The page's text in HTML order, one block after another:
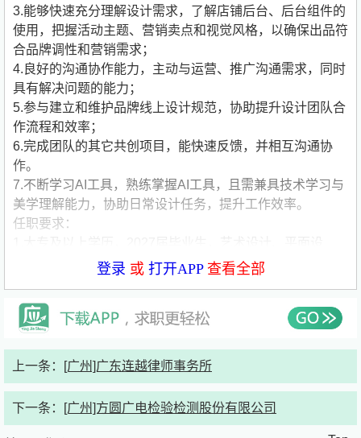
3.能够快速充分理解设计需求，了解店铺后台、后台组件的
使用，把握活动主题、营销卖点和视觉风格，以确保出品符
合品牌调性和营销需求；
4.良好的沟通协作能力，主动与运营、推广沟通需求，同时
具有解决问题的能力；
5.参与建立和维护品牌线上设计规范，协助提升设计团队合
作流程和效率；
6.完成团队的其它共创项目，能快速反馈，并相互沟通协
作。
7.不断学习AI工具，熟练掌握AI工具，且需兼具技术学习与
美学理解能力，协助日常设计任务，提升工作效率。
任职要求：
计、视觉传达等相关专业在读；
3.有良好的审美，具备较强的平面设计和视觉传达能力，熟
悉电商平台的设计排版规范和标准。具有网格系统，品牌思
4.有新消费品/母婴用品/服饰/玩具行业电商设计实习经验者
心，能承担工作压力，能够高质量高效率完成设计任务；
登录 或 打开APP查看全部
上一条： [广州]广东连越律师事务所
下一条： [广州]方圆广电检验检测股份有限公司